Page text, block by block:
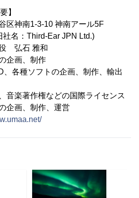
】
区神南1-3-10 神南アール5F
名：Third-Ear JPN Ltd.)
弘石 雅和
企画、制作
ソフトの企画、制作、輸出
作権などの国際ライセンス
、制作、運営